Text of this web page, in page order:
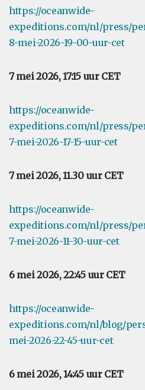
https://oceanwide-
expeditions.com/nl/press/
8-mei-2026-19-00-uur-cet
7 mei 2026, 17:15 uur CET
https://oceanwide-
expeditions.com/nl/press/
7-mei-2026-17-15-uur-cet
7 mei 2026, 11.30 uur CET
https://oceanwide-
expeditions.com/nl/press/
7-mei-2026-11-30-uur-cet
6 mei 2026, 22:45 uur CET
https://oceanwide-
expeditions.com/nl/blog/
mei-2026-22-45-uur-cet
6 mei 2026, 14:45 uur CET